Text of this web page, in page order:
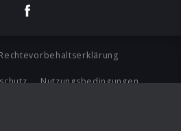
Rechtevorbehaltserklärung
Nutzungsbedingungen